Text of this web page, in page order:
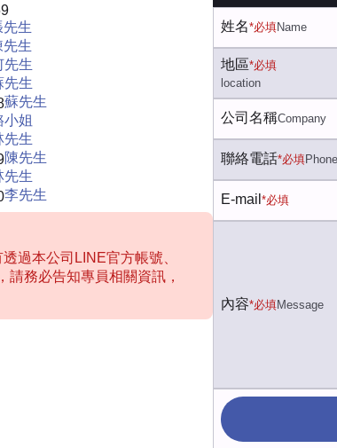
先生
先生
先生
先生
蘇先生
小姐
先生
陳先生
先生
李先生
過本公司LINE官方帳號、
請務必告知專員相關資訊，
姓名*必填Name
地區*必填
location
公司名稱Company
聯絡電話*必填Phone
E-mail *必填
內容*必填Message